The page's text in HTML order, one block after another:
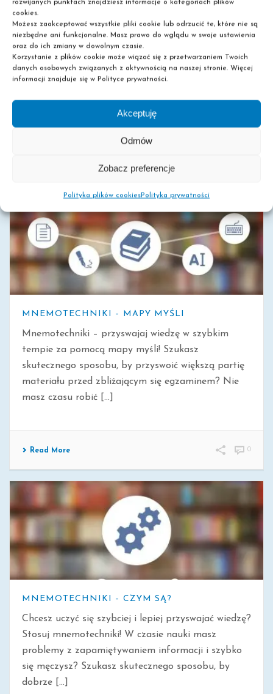
rozwijanych punktach znajdziesz informacje o kategoriach plików
cookies.
Możesz zaakceptować wszystkie pliki cookie lub odrzucić te, które nie są
niezbędne ani funkcjonalne. Masz prawo do wglądu w swoje ustawienia
oraz do ich zmiany w dowolnym czasie.
Korzystanie z plików cookie może wiązać się z przetwarzaniem Twoich
danych osobowych związanych z aktywnością na naszej stronie. Więcej
informacji znajduje się w Polityce prywatności.
Akceptuję
Odmów
Zobacz preferencje
Polityka plików cookiesPolityka prywatności
MNEMOTECHNIKI – HAKI PAMIĘCIOWE
Poznaj skuteczną mnemotechnikę, która pomoże Ci
poprawić wyniki w nauce i usprawnić wykonywanie
codziennych czynności! Oto haki pamięciowe.
MNEMOTECHNIKI – MAPY MYŚLI
Mnemotechniki – przyswajaj wiedzę w szybkim
tempie za pomocą mapy myśli! Szukasz
skutecznego sposobu, by przyswoić większą partię
materiału przed zbliżającym się egzaminem? Nie
masz czasu robić [...]
Read More 0
MNEMOTECHNIKI – CZYM SĄ?
Chcesz uczyć się szybciej i lepiej przyswajać wiedzę?
Stosuj mnemotechniki! W czasie nauki masz
problemy z zapamiętywaniem informacji i szybko
się męczysz? Szukasz skutecznego sposobu, by
dobrze [...]